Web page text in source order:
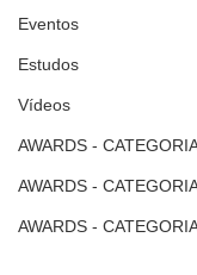
Eventos
Estudos
Vídeos
AWARDS -
AWARDS -
AWARDS -